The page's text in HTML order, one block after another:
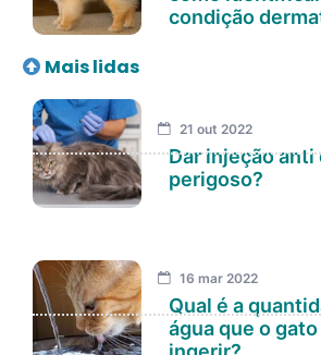
condição
Mais lidas
21 out 2022
Dar injeção anti
perigoso?
16 mar 2022
Qual é a
água que o